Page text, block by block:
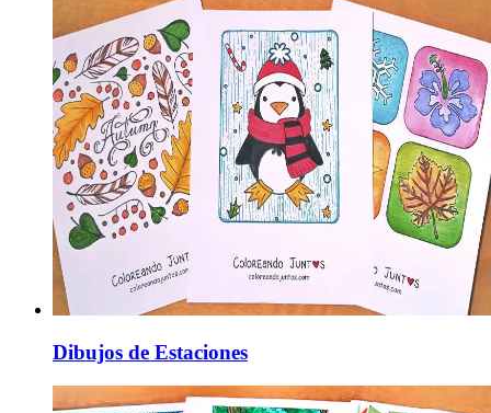
Dibujos de Estaciones